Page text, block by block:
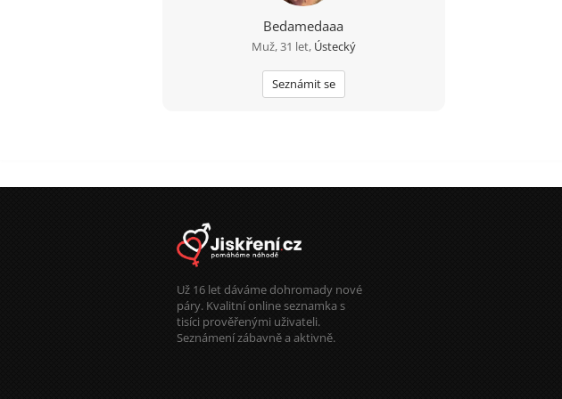
Bedamedaaa
Muž, 31 let, Ústecký
Seznámit se
Už 16 let dáváme dohromady nové
páry. Kvalitní online seznamka s
tisíci prověřenými uživateli.
Seznámení zábavně a aktivně.